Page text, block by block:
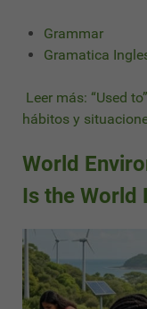
Grammar
Gramatica
Leer más: “Used
hábitos y
World
Is the World